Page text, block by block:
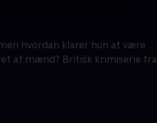
hvordan klarer hun at være
af mænd? Britisk krimiserie fra